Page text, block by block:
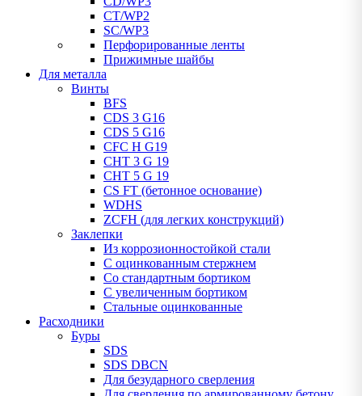
CT/WP2
SC/WP3
Перфорированные ленты
Прижимные шайбы
Для металла
Винты
BFS
CDS 3 G16
CDS 5 G16
CFC H G19
CHT 3 G 19
CHT 5 G 19
CS FT (бетонное основание)
WDHS
ZCFH (для легких конструкций)
Заклепки
Из коррозионностойкой стали
С оцинкованным стержнем
Со стандартным бортиком
С увеличенным бортиком
Стальные оцинкованные
Расходники
Буры
SDS
SDS DBCN
Для безударного сверления